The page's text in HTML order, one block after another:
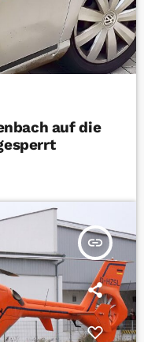
auf die
insert_link